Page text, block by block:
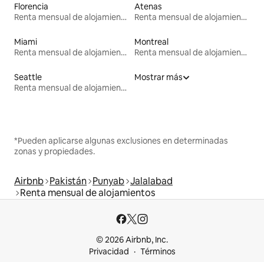
Florencia
Renta mensual de alojamientos
Atenas
Renta mensual de alojamientos
Miami
Renta mensual de alojamientos
Montreal
Renta mensual de alojamientos
Seattle
Renta mensual de alojamientos
Mostrar más
*Pueden aplicarse algunas exclusiones en determinadas
zonas y propiedades.
Airbnb Pakistán Punyab Jalalabad
Renta mensual de alojamientos
© 2026 Airbnb, Inc.
Privacidad
Términos